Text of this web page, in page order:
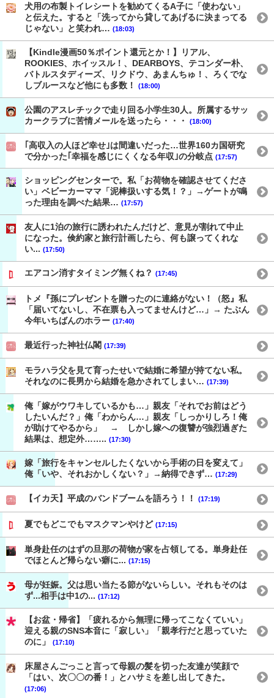
犬用の布製トイレシートを勧めてくるA子に「使わない」
と伝えた。すると「洗ってから貸してあげるに決まってる
じゃない」と笑われ… (18:03)
【Kindle漫画50％ポイント還元とか！】リアル、
ROOKIES、ホイッスル！、DEARBOYS、テコンダー朴、
バトルスタディーズ、リクドウ、あまんちゅ！、ろくでな
しブルースなど他にも多数！
(18:00)
公園のアスレチックで走り回る小学生30人。所属するサッ
カークラブに苦情メールを送ったら・・・
(18:00)
｢高収入の人ほど幸せ｣は間違いだった…世界160カ国研究
で分かった｢幸福を感じにくくなる年収｣の分岐点 (17:57)
ショッピングセンターで。私「お荷物を確認させてくださ
い」ベビーカーママ「泥棒扱いする気！？」→ゲートが鳴
った理由を調べた結果… (17:57)
友人に1泊の旅行に誘われたんだけど、意見が割れて中止
になった。倹約家と旅行計画したら、何も譲ってくれな
い... (17:50)
エアコン消すタイミング無くね？ (17:45)
トメ『孫にプレゼントを贈ったのに連絡がない！（怒』私
「届いてないし、不在票も入ってませんけど…」→ たぶん
今年いちばんのホラー (17:40)
最近行った神社仏閣 (17:39)
モラハラ父を見て育ったせいで結婚に希望が持てない私。
それなのに長男から結婚を急かされてしまい… (17:39)
俺「嫁がウワキしているかも…」親友「それでお前はどう
したいんだ？」俺「わからん…」親友「しっかりしろ！俺
が助けてやるから」 → しかし嫁への復讐が強烈過ぎた
結果は、想定外…….. (17:30)
嫁「旅行をキャンセルしたくないから手術の日を変えて」
俺「いや、それおかしくない？」→納得できず… (17:29)
【イカ天】平成のバンドブームを語ろう！！ (17:19)
夏でもどこでもマスクマンやけど (17:15)
単身赴任のはずの旦那の荷物が家を占領してる。単身赴任
でほとんど帰らない癖に... (17:15)
母が妊娠。父は思い当たる節がないらしい。それもそのは
ず...相手は中1の... (17:12)
【お盆・帰省】「疲れるから無理に帰ってこなくていい」
迎える親のSNS本音に「寂しい」「親孝行だと思っていた
のに」
(17:10)
床屋さんごっこと言って母親の髪を切った友達が笑顔で
「はい、次〇〇の番！」とハサミを差し出してきた。
(17:06)